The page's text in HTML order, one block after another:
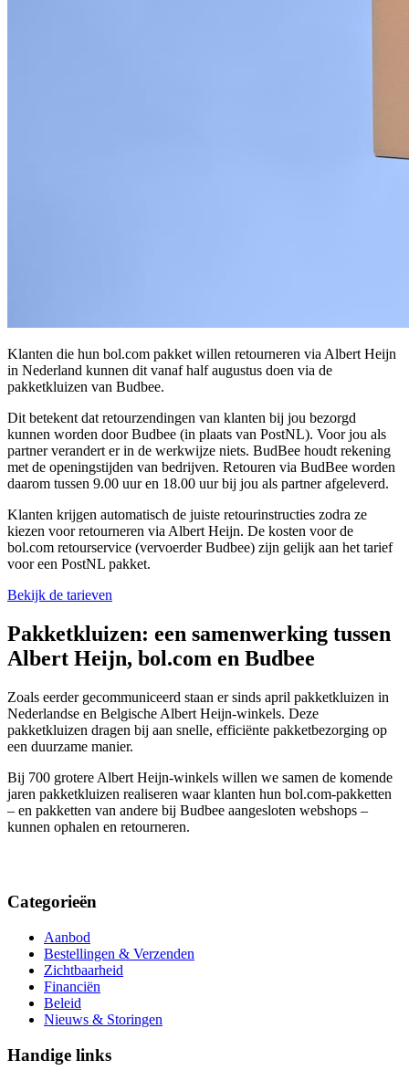
Klanten die hun bol.com pakket willen retourneren via Albert Heijn
in Nederland kunnen dit vanaf half augustus doen via de
pakketkluizen van Budbee.
Dit betekent dat retourzendingen van klanten bij jou bezorgd
kunnen worden door Budbee (in plaats van PostNL). Voor jou als
partner verandert er in de werkwijze niets. BudBee houdt rekening
met de openingstijden van bedrijven. Retouren via BudBee worden
daarom tussen 9.00 uur en 18.00 uur bij jou als partner afgeleverd.
Klanten krijgen automatisch de juiste retourinstructies zodra ze
kiezen voor retourneren via Albert Heijn. De kosten voor de
bol.com retourservice (vervoerder Budbee) zijn gelijk aan het tarief
voor een PostNL pakket.
Bekijk de tarieven
Pakketkluizen: een samenwerking tussen
Albert Heijn, bol.com en Budbee
Zoals eerder gecommuniceerd staan er sinds april pakketkluizen in
Nederlandse en Belgische Albert Heijn-winkels. Deze
pakketkluizen dragen bij aan snelle, efficiënte pakketbezorging op
een duurzame manier.
Bij 700 grotere Albert Heijn-winkels willen we samen de komende
jaren pakketkluizen realiseren waar klanten hun bol.com-pakketten
– en pakketten van andere bij Budbee aangesloten webshops –
kunnen ophalen en retourneren.
Categorieën
Aanbod
Bestellingen & Verzenden
Zichtbaarheid
Financiën
Beleid
Nieuws & Storingen
Handige links